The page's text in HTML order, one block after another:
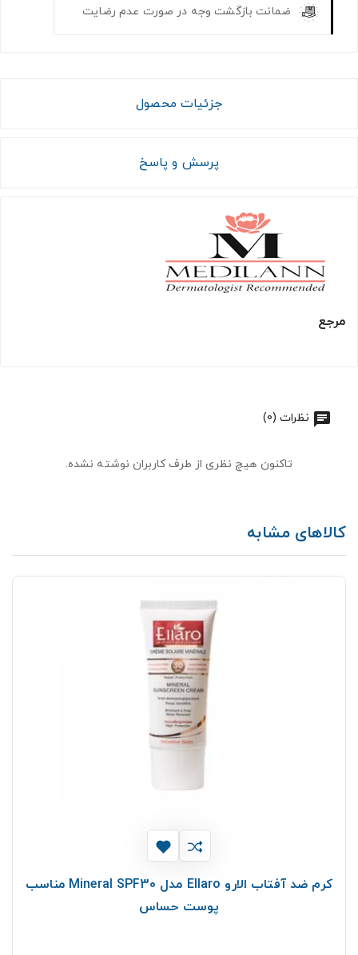
ضمانت بازگشت وجه در صورت عدم رضایت
جزئیات محصول
پرسش و پاسخ
مرجع
نظرات (0)
تاکنون هیچ نظری از طرف کاربران نوشته نشده.
کالاهای مشابه
کرم ضد آفتاب الارو Ellaro مدل Mineral SPF30 مناسب
پوست حساس